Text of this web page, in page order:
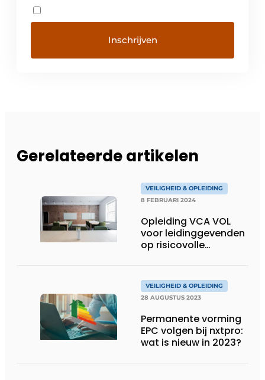
Gerelateerde artikelen
VEILIGHEID & OPLEIDING
8 FEBRUARI 2024
Opleiding VCA VOL
voor leidinggevenden
op risicovolle
VEILIGHEID & OPLEIDING
28 AUGUSTUS 2023
Permanente vorming
EPC volgen bij nxtpro:
wat is nieuw in 2023?